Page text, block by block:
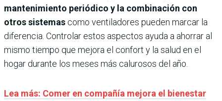
mantenimiento periódico y la combinación con
otros sistemas como ventiladores pueden marcar la
diferencia. Controlar estos aspectos ayuda a ahorrar al
mismo tiempo que mejora el confort y la salud en el
hogar durante los meses más calurosos del año.
Lea más: Comer en compañía mejora el bienestar